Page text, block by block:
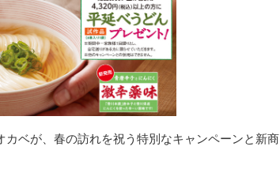
ベが、春の訪れを祝う特別なキャンペーンと新商